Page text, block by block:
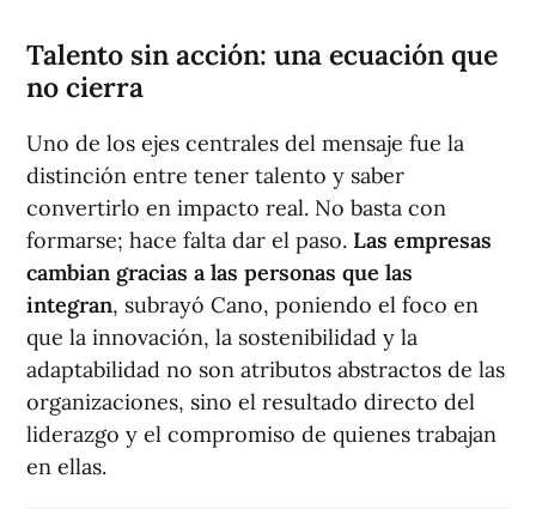
Talento sin acción: una ecuación que
no cierra
Uno de los ejes centrales del mensaje fue la
distinción entre tener talento y saber
convertirlo en impacto real. No basta con
formarse; hace falta dar el paso. Las empresas
cambian gracias a las personas que las
integran, subrayó Cano, poniendo el foco en
que la innovación, la sostenibilidad y la
adaptabilidad no son atributos abstractos de las
organizaciones, sino el resultado directo del
liderazgo y el compromiso de quienes trabajan
en ellas.